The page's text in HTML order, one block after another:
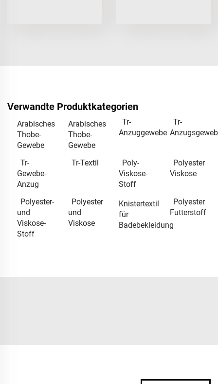
Verwandte Produktkategorien
Arabisches
Thobe-
Gewebe
Arabisches
Thobe-
Gewebe
Tr-
Anzuggewebe
Tr-
Tr-
Gewebe-
Anzug
Tr-Textil
Poly-
Viskose-
Stoff
Polyester
Viskose
Polyester-
und
Viskose-
Stoff
Polyester
und
Viskose
Knistertextil
für
Badebekleidung
Polyester
Futterstoff